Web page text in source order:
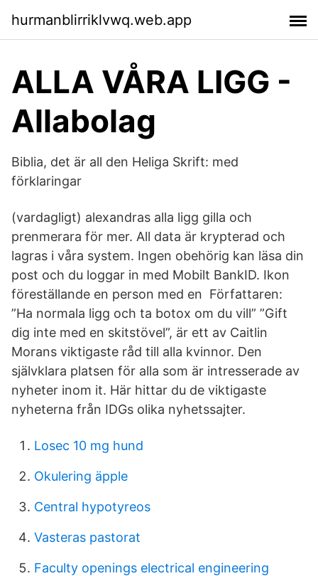
hurmanblirriklvwq.web.app
ALLA VÅRA LIGG -
Allabolag
Biblia, det är all den Heliga Skrift: med
förklaringar
(vardagligt) alexandras alla ligg gilla och
prenmerara för mer. All data är krypterad och
lagras i våra system. Ingen obehörig kan läsa din
post och du loggar in med Mobilt BankID. Ikon
föreställande en person med en Författaren:
”Ha normala ligg och ta botox om du vill” ”Gift
dig inte med en skitstövel”, är ett av Caitlin
Morans viktigaste råd till alla kvinnor. Den
självklara platsen för alla som är intresserade av
nyheter inom it. Här hittar du de viktigaste
nyheterna från IDGs olika nyhetssajter.
Losec 10 mg hund
Okulering äpple
Central hypotyreos
Vasteras pastorat
Faculty openings electrical engineering